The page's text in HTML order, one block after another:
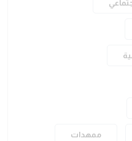
ممهدات